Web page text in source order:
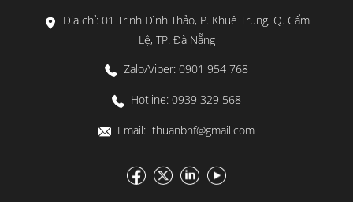
Địa chỉ: 01 Trịnh Đình Thảo, P. Khuê Trung, Q. Cẩm
Lệ, TP. Đà Nẵng
Zalo/Viber: 0901 954 768
Hotline: 0939 329 568
Email: thuanbnf@gmail.com